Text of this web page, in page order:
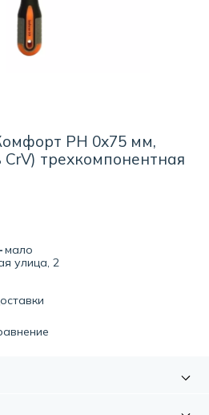
PH 0х75 мм,
трехкомпонентная
мало
улица, 2